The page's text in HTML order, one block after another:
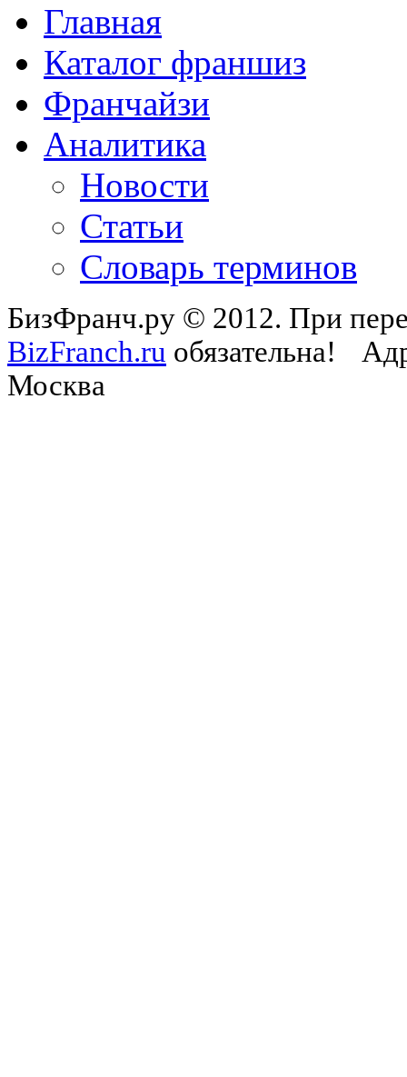
Главная
Каталог франшиз
Франчайзи
Аналитика
Новости
Статьи
Словарь терминов
БизФранч.ру © 2012. При
BizFranch.ru обязательна!
Москва